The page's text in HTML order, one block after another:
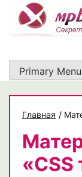
content
Primary Menu
Главная /
«CSS